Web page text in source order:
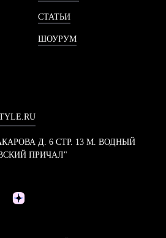
СТАТЬИ
ШОУРУМ
Д. 6 СТР. 13 М. ВОДНЫЙ
ПРИЧАЛ"